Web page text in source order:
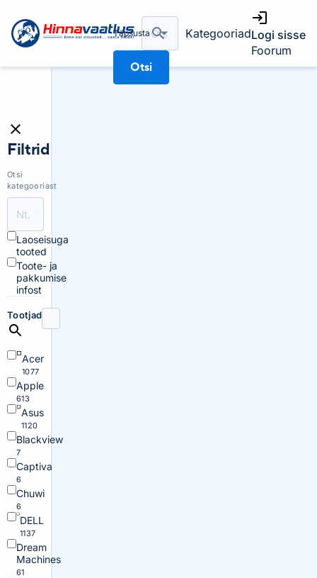
Täpsusta
Otsi
KategooriadLogi sisse
Foorum
Filtrid
Otsi
kategooriast
Laoseisuga
tooted
Toote- ja
pakkumise
infost
Tootjad
Acer
1077
Apple
613
Asus
1120
Blackview
7
Captiva
6
Chuwi
6
DELL
1137
Dream
Machines
61